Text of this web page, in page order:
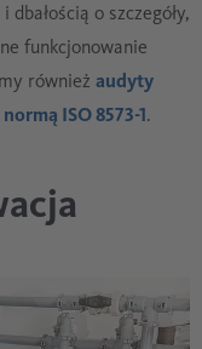
o szczegóły,
funkcjonowanie
również audyty
ISO 8573-1.